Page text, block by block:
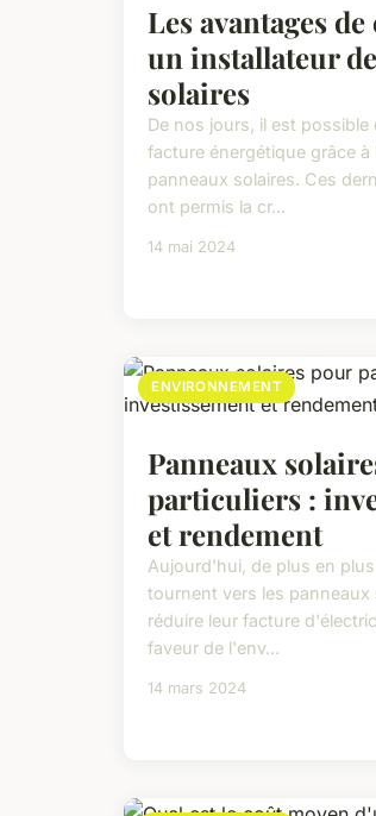
Les avantages
un installateur
solaires
De nos jours, il est possible
facture énergétique grâce
panneaux solaires. Ces
ont permis la cr...
14 mai 2024
ENVIRONNEMENT
Panneaux
particuliers :
et rendement
Aujourd'hui, de plus en
tournent vers les panneaux
réduire leur facture
faveur de l'env...
14 mars 2024